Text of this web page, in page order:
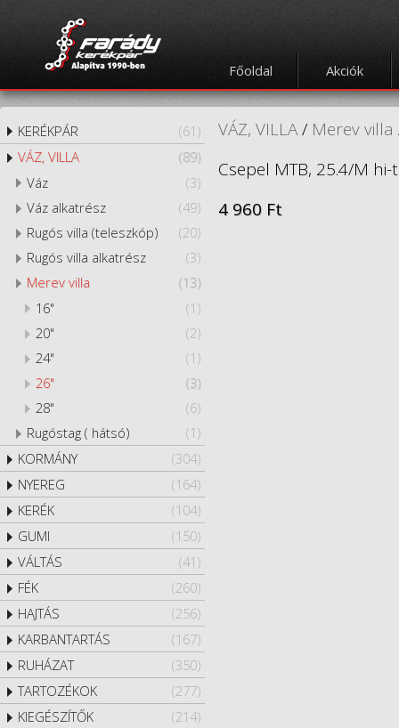
Főoldal Akciók
(61)
KERÉKPÁR
(89)
VÁZ, VILLA
(3)
Váz
(49)
Váz alkatrész
(20)
Rugós villa (teleszkóp)
(3)
Rugós villa alkatrész
(13)
Merev villa
(1)
16"
(2)
20"
(1)
24"
(3)
26"
(6)
28"
(1)
Rugóstag ( hátsó)
(304)
KORMÁNY
(164)
NYEREG
(104)
KERÉK
(150)
GUMI
(41)
VÁLTÁS
(260)
FÉK
(256)
HAJTÁS
(167)
KARBANTARTÁS
(350)
RUHÁZAT
(277)
TARTOZÉKOK
(214)
KIEGÉSZÍTŐK
VÁZ, VILLA/ Merev villa
Csepel MTB, 25.4/M
4 960 Ft